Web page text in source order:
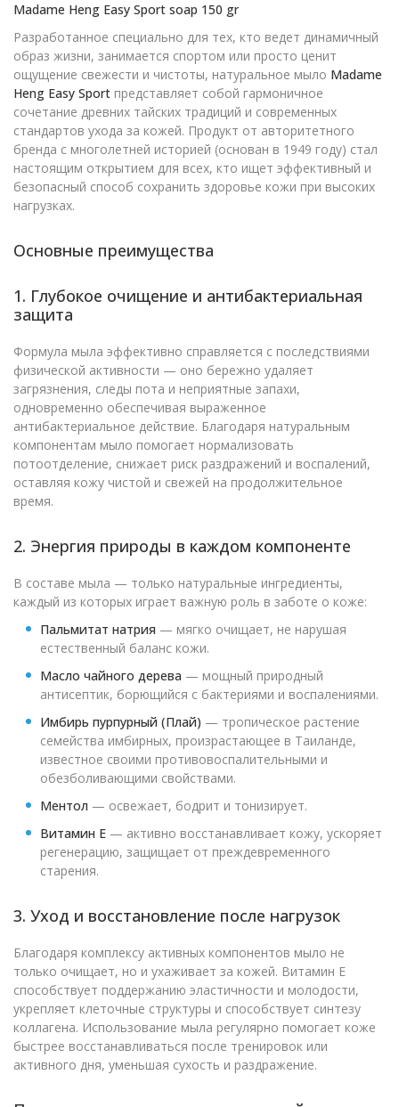
Madame Heng Easy Sport soap 150 gr
Разработанное специально для тех, кто ведет динамичный
образ жизни, занимается спортом или просто ценит
ощущение свежести и чистоты, натуральное мыло Madame
Heng Easy Sport представляет собой гармоничное
сочетание древних тайских традиций и современных
стандартов ухода за кожей. Продукт от авторитетного
бренда с многолетней историей (основан в 1949 году) стал
настоящим открытием для всех, кто ищет эффективный и
безопасный способ сохранить здоровье кожи при высоких
нагрузках.
Основные преимущества
1. Глубокое очищение и антибактериальная
защита
Формула мыла эффективно справляется с последствиями
физической активности — оно бережно удаляет
загрязнения, следы пота и неприятные запахи,
одновременно обеспечивая выраженное
антибактериальное действие. Благодаря натуральным
компонентам мыло помогает нормализовать
потоотделение, снижает риск раздражений и воспалений,
оставляя кожу чистой и свежей на продолжительное
время.
2. Энергия природы в каждом компоненте
В составе мыла — только натуральные ингредиенты,
каждый из которых играет важную роль в заботе о коже:
Пальмитат натрия — мягко очищает, не нарушая
естественный баланс кожи.
Масло чайного дерева — мощный природный
антисептик, борющийся с бактериями и воспалениями.
Имбирь пурпурный (Плай) — тропическое растение
семейства имбирных, произрастающее в Таиланде,
известное своими противовоспалительными и
обезболивающими свойствами.
Ментол — освежает, бодрит и тонизирует.
Витамин E — активно восстанавливает кожу, ускоряет
регенерацию, защищает от преждевременного
старения.
3. Уход и восстановление после нагрузок
Благодаря комплексу активных компонентов мыло не
только очищает, но и ухаживает за кожей. Витамин E
способствует поддержанию эластичности и молодости,
укрепляет клеточные структуры и способствует синтезу
коллагена. Использование мыла регулярно помогает коже
быстрее восстанавливаться после тренировок или
активного дня, уменьшая сухость и раздражение.